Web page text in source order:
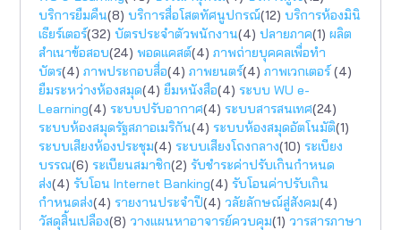
บริการยืมคืน(8) บริการสื่อโสตทัศนูปกรณ์(12) บริการห้องมินิ
เธียร์เตอร์(32) บัตรประจำตัวพนักงาน(4) ปลายภาค(1) ผลิต
สำเนาข้อสอบ(24) พอดแคสต์(4) ภาพถ่ายบุคคลเพื่อทำ
บัตร(4) ภาพประกอบสื่อ(4) ภาพยนตร์(4) ภาพเวกเตอร์(4)
ยืมระหว่างห้องสมุด(4) ยืมหนังสือ(4) ระบบ WU e-
Learning(4) ระบบปรับอากาศ(4) ระบบสารสนเทศ(24)
ระบบห้องสมุดรัฐสภาอเมริกัน(4) ระบบห้องสมุดอัตโนมัติ(1)
ระบบเสียงห้องประชุม(4) ระบบเสียงโถงกลาง(10) ระเบียง
บรรณ(6) ระเบียนสมาชิก(2) รับชำระค่าปรับเกินกำหนด
ส่ง(4) รับโอน Internet Banking(4) รับโอนค่าปรับเกิน
กำหนดส่ง(4) รายงานประจำปี(4) วลัยลักษณ์สู่สังคม(4)
วัสดุสิ้นเปลือง(8) วางแผนหาอาจารย์ควบคุม(1) วารสารภาษา